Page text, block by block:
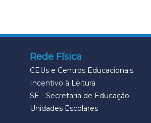
Rede Física
CEUs e Centros Educacionais
Incentivo à Leitura
SE - Secretaria de Educação
Unidades Escolares